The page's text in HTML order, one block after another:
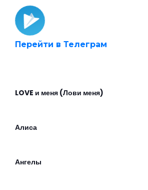
Перейти в Телеграм
LOVE и меня (Лови меня)
Алиса
Ангелы